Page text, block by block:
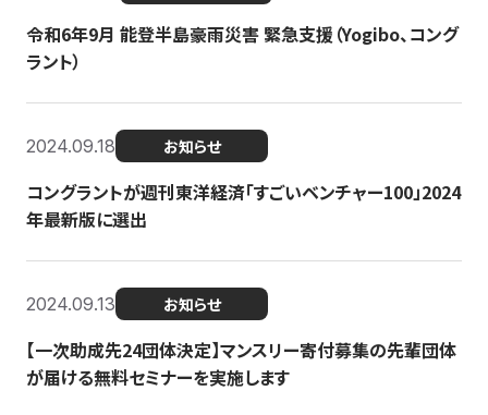
令和6年9月 能登半島豪雨災害 緊急支援（Yogibo、コング
ラント）
2024.09.18 お知らせ
コングラントが週刊東洋経済「すごいベンチャー100」2024
年最新版に選出
2024.09.13 お知らせ
【一次助成先24団体決定】マンスリー寄付募集の先輩団体
が届ける無料セミナーを実施します